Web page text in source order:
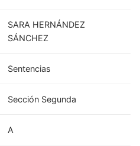
SARA HERNÁNDEZ
SÁNCHEZ
Sentencias
Sección Segunda
A